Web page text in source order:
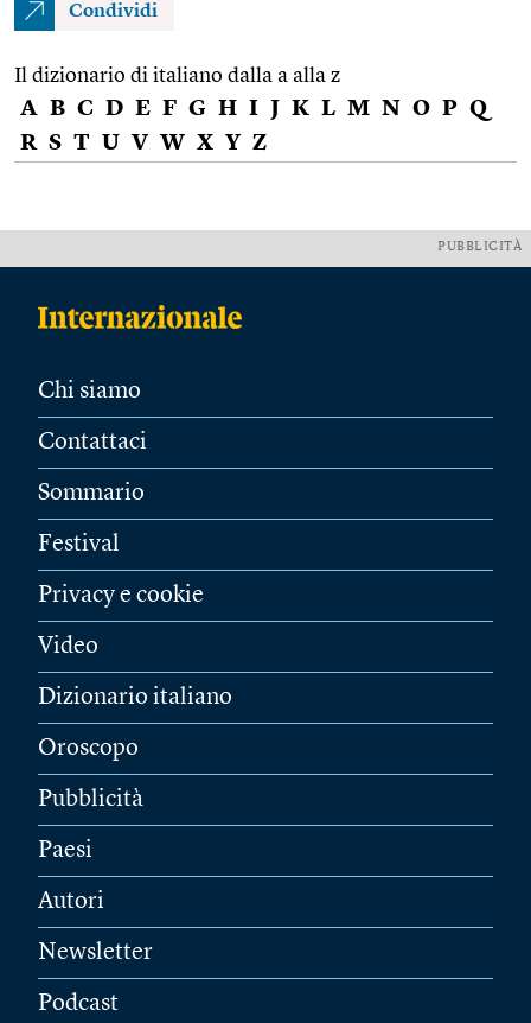
Condividi
Il dizionario di italiano dalla a alla z
A B C D E F G H I J K L M N O P Q
R S T U V W X Y Z
PUBBLICITÀ
Chi siamo
Contattaci
Sommario
Festival
Privacy e cookie
Video
Dizionario italiano
Oroscopo
Pubblicità
Paesi
Autori
Newsletter
Podcast